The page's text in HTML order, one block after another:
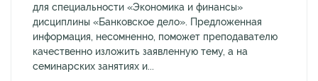
для специальности «Экономика и финансы»
дисциплины «Банковское дело». Предложенная
информация, несомненно, поможет преподавателю
качественно изложить заявленную тему, а на
семинарских занятиях и...